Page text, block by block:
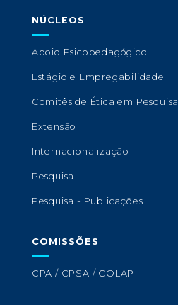
NÚCLEOS
Apoio Psicopedagógico
Estágio e Empregabilidade
Comitês de Ética em Pesquisa
Extensão
Internacionalização
Pesquisa
Pesquisa - Publicações
COMISSÕES
CPA / CPSA / COLAP